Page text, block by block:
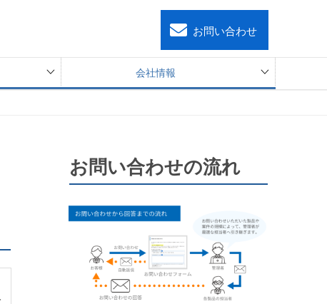
お問い合わせ
会社情報
お問い合わせの流れ